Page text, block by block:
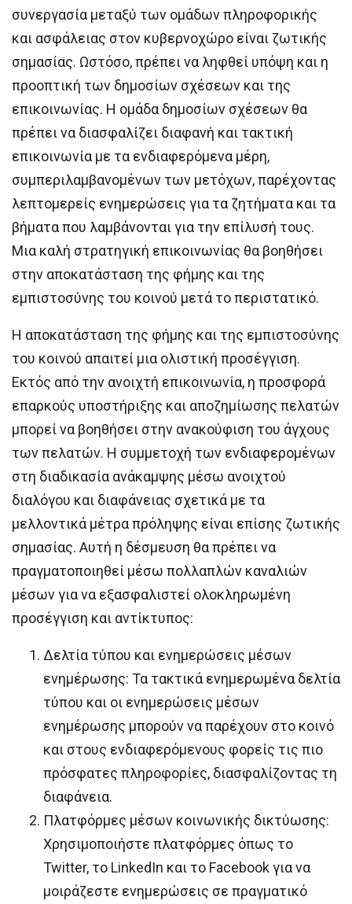
συνεργασία μεταξύ των ομάδων πληροφορικής
και ασφάλειας στον κυβερνοχώρο είναι ζωτικής
σημασίας. Ωστόσο, πρέπει να ληφθεί υπόψη και η
προοπτική των δημοσίων σχέσεων και της
επικοινωνίας. Η ομάδα δημοσίων σχέσεων θα
πρέπει να διασφαλίζει διαφανή και τακτική
επικοινωνία με τα ενδιαφερόμενα μέρη,
συμπεριλαμβανομένων των μετόχων, παρέχοντας
λεπτομερείς ενημερώσεις για τα ζητήματα και τα
βήματα που λαμβάνονται για την επίλυσή τους.
Μια καλή στρατηγική επικοινωνίας θα βοηθήσει
στην αποκατάσταση της φήμης και της
εμπιστοσύνης του κοινού μετά το περιστατικό.
Η αποκατάσταση της φήμης και της εμπιστοσύνης
του κοινού απαιτεί μια ολιστική προσέγγιση.
Εκτός από την ανοιχτή επικοινωνία, η προσφορά
επαρκούς υποστήριξης και αποζημίωσης πελατών
μπορεί να βοηθήσει στην ανακούφιση του άγχους
των πελατών. Η συμμετοχή των ενδιαφερομένων
στη διαδικασία ανάκαμψης μέσω ανοιχτού
διαλόγου και διαφάνειας σχετικά με τα
μελλοντικά μέτρα πρόληψης είναι επίσης ζωτικής
σημασίας. Αυτή η δέσμευση θα πρέπει να
πραγματοποιηθεί μέσω πολλαπλών καναλιών
μέσων για να εξασφαλιστεί ολοκληρωμένη
προσέγγιση και αντίκτυπος:
Δελτία τύπου και ενημερώσεις μέσων
ενημέρωσης: Τα τακτικά ενημερωμένα δελτία
τύπου και οι ενημερώσεις μέσων
ενημέρωσης μπορούν να παρέχουν στο κοινό
και στους ενδιαφερόμενους φορείς τις πιο
πρόσφατες πληροφορίες, διασφαλίζοντας τη
διαφάνεια.
Πλατφόρμες μέσων κοινωνικής δικτύωσης:
Χρησιμοποιήστε πλατφόρμες όπως το
Twitter, το LinkedIn και το Facebook για να
μοιράζεστε ενημερώσεις σε πραγματικό